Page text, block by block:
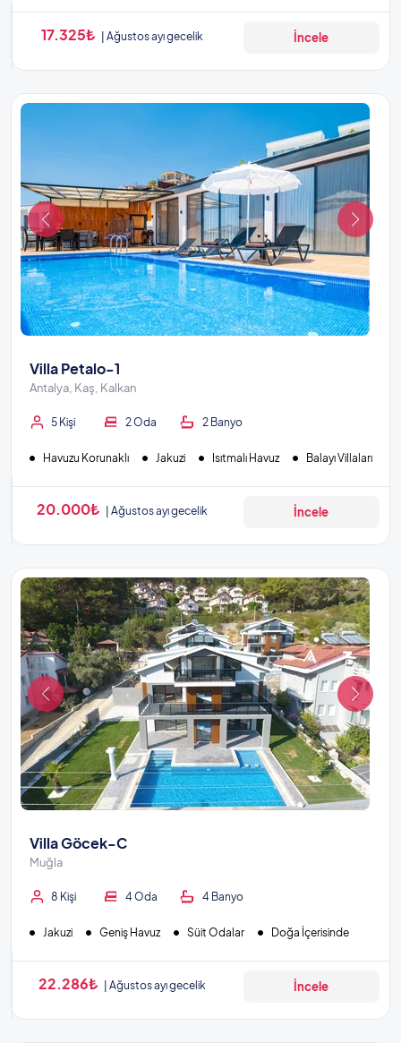
17.325₺ Ağustos ayı gecelik İncele
Villa Petalo-1
Antalya, Kaş, Kalkan
5 Kişi 2 Oda 2 Banyo
Havuzu Korunaklı Jakuzi Isıtmalı Havuz Balayı Villaları
20.000₺ Ağustos ayı gecelik İncele
Villa Göcek-C
Muğla
8 Kişi 4 Oda 4 Banyo
Jakuzi Geniş Havuz Süit Odalar Doğa İçerisinde
22.286₺ Ağustos ayı gecelik İncele